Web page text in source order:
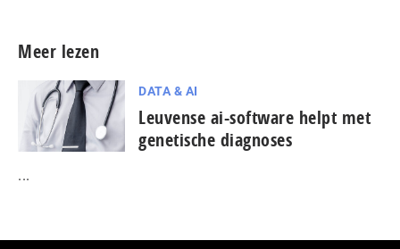
Meer lezen
DATA & AI
Leuvense ai-software helpt met
genetische diagnoses
...